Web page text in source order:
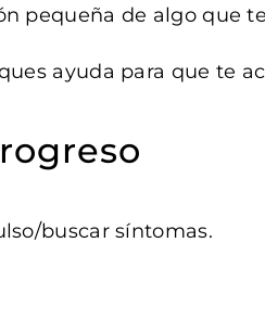
pequeña de algo que
ayuda para que te
buscar síntomas.